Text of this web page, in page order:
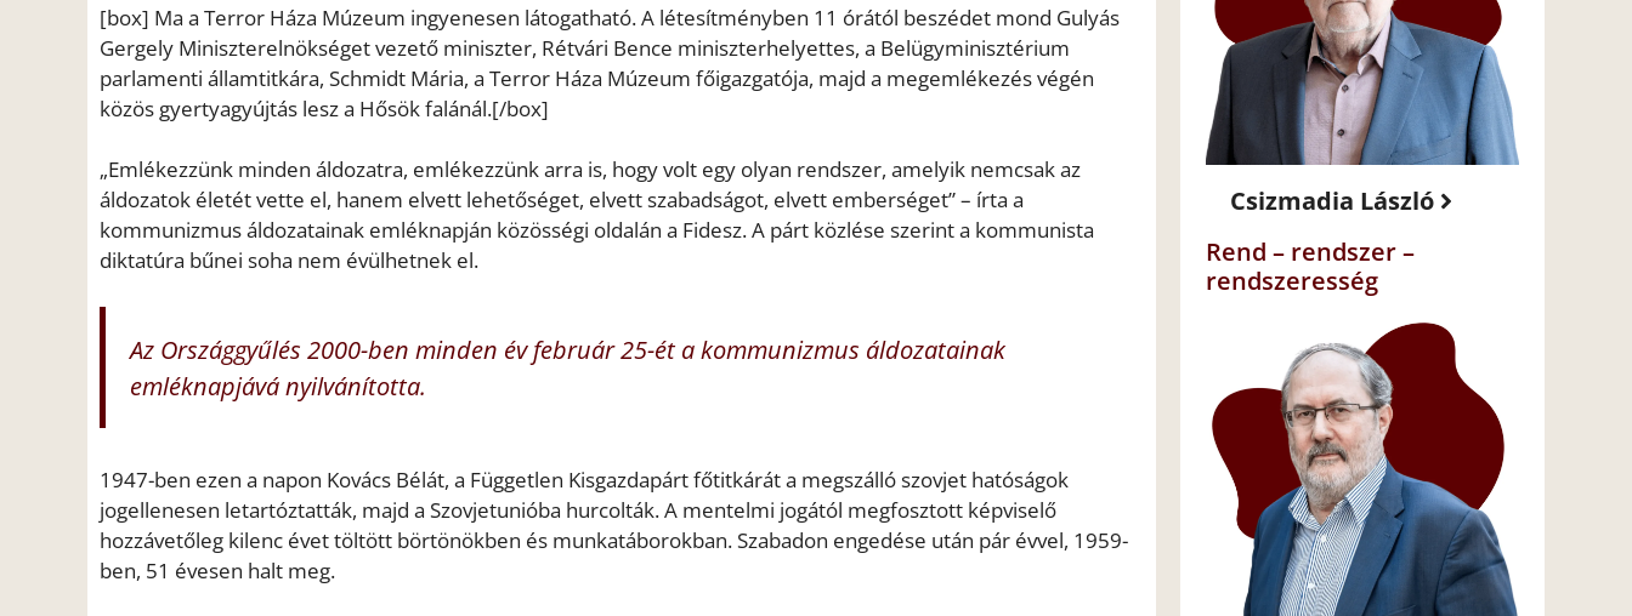
[box] Ma a Terror Háza Múzeum ingyenesen látogatható. A létesítményben 11 órától beszédet mond Gulyás
Gergely Miniszterelnökséget vezető miniszter, Rétvári Bence miniszterhelyettes, a Belügyminisztérium
parlamenti államtitkára, Schmidt Mária, a Terror Háza Múzeum főigazgatója, majd a megemlékezés végén
közös gyertyagyújtás lesz a Hősök falánál.[/box]
„Emlékezzünk minden áldozatra, emlékezzünk arra is, hogy volt egy olyan rendszer, amelyik nemcsak az
áldozatok életét vette el, hanem elvett lehetőséget, elvett szabadságot, elvett emberséget” – írta a
kommunizmus áldozatainak emléknapján közösségi oldalán a Fidesz. A párt közlése szerint a kommunista
diktatúra bűnei soha nem évülhetnek el.
Az Országgyűlés 2000-ben minden év február 25-ét a kommunizmus áldozatainak
emléknapjává nyilvánította.
1947-ben ezen a napon Kovács Bélát, a Független Kisgazdapárt főtitkárát a megszálló szovjet hatóságok
jogellenesen letartóztatták, majd a Szovjetunióba hurcolták. A mentelmi jogától megfosztott képviselő
hozzávetőleg kilenc évet töltött börtönökben és munkatáborokban. Szabadon engedése után pár évvel, 1959-
ben, 51 évesen halt meg.
Csizmadia László
Rend – rendszer –
rendszeresség